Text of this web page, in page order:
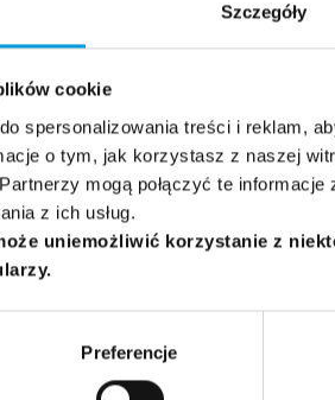
Szczegóły
cookie
spersonalizowania treści i reklam,
o tym, jak korzystasz z naszej
mogą połączyć te
z ich usług.
uniemożliwić korzystanie z
Preferencje